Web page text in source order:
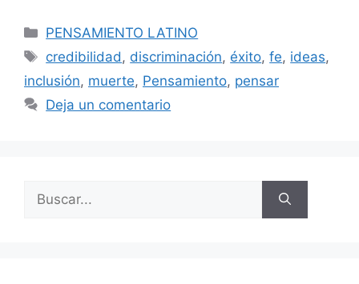
Categorías
PENSAMIENTO LATINO
Etiquetas
credibilidad, discriminación, éxito,fe, ideas,
inclusión, muerte, Pensamiento, pensar
Deja un comentario
Buscar: